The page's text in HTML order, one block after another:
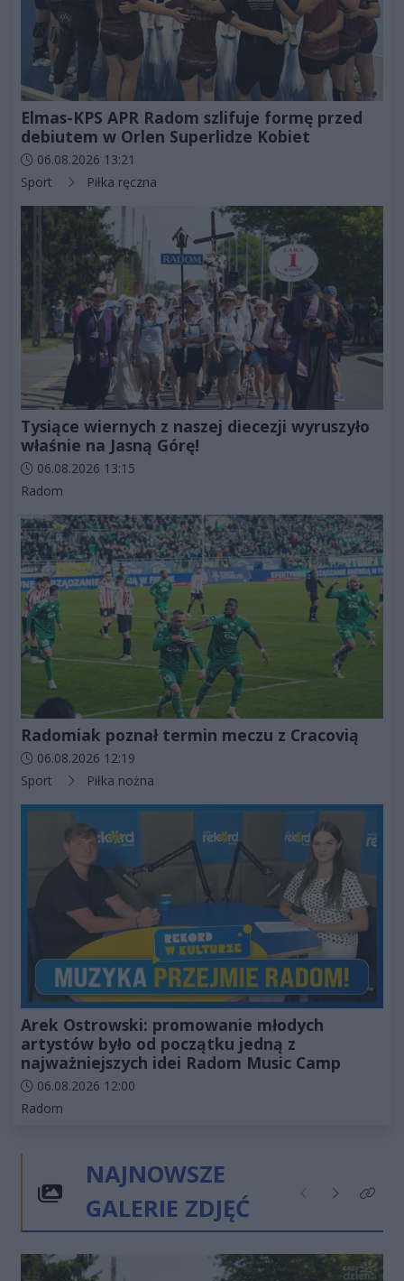
Elmas-KPS APR Radom szlifuje formę przed
debiutem w Orlen Superlidze Kobiet
Data dodania artykułu:
06.08.2026 13:21
Kategorie artykułu:
Sport Piłka ręczna
Tysiące wiernych z naszej diecezji wyruszyło
właśnie na Jasną Górę!
Data dodania artykułu:
06.08.2026 13:15
Kategorie artykułu:
Radom
Radomiak poznał termin meczu z Cracovią
Data dodania artykułu:
06.08.2026 12:19
Kategorie artykułu:
Sport Piłka nożna
Arek Ostrowski: promowanie młodych
artystów było od początku jedną z
najważniejszych idei Radom Music Camp
Data dodania artykułu:
06.08.2026 12:00
Kategorie artykułu:
Radom
NAJNOWSZE
GALERIE ZDJĘĆ
Poprzednie
NastępneKliknij